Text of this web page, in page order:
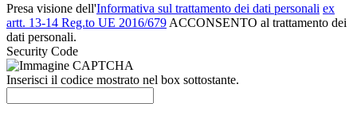
Presa visione dell'Informativa sul trattamento dei dati personali ex
artt. 13-14 Reg.to UE 2016/679 ACCONSENTO al trattamento dei
dati personali.
Security Code
Inserisci il codice mostrato nel box sottostante.